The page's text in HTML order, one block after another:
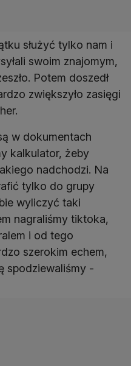
służyć tylko nam i
swoim znajomym,
Potem doszedł
zwiększyło zasięgi
w dokumentach
kalkulator, żeby
nadchodzi. Na
tylko do grupy
wyliczyć taki
nagraliśmy tiktoka,
i od tego
szerokim echem,
spodziewaliśmy -